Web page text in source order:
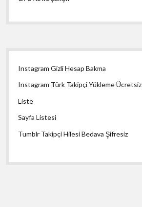
Yan
Menü
Instagram Gizli Hesap Bakma
Instagram Türk Takipçi Yükleme Ücretsiz
Liste
Sayfa Listesi
Tumblr Takipçi Hilesi Bedava Şifresiz